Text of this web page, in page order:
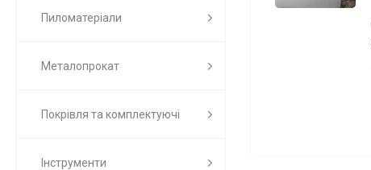
Пиломатеріали
Металопрокат
Покрівля та комплектуючі
Інструменти